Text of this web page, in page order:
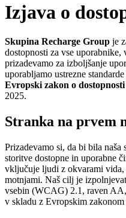
Izjava o
Skupina Recharge Group je
dostopnosti za vse
prizadevamo za izboljšanje
uporabljamo ustrezne
Evropski zakon o
2025.
Stranka na prvem
Prizadevamo si, da bi bila
storitve dostopne in uporabne
vključuje ljudi z okvarami
motnjami. Naš cilj je
vsebin (WCAG) 2.1, raven
v skladu z Evropskim zakonom